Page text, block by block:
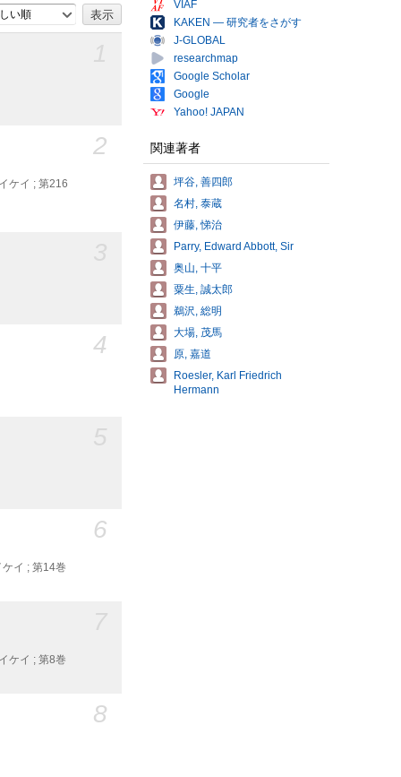
い順
2
ケイ ; 第216
4
6
イ ; 第14巻
ケイ ; 第8巻
8
VIAF
KAKEN — 研究者をさがす
J-GLOBAL
researchmap
Google Scholar
Google
Yahoo! JAPAN
関連著者
坪谷, 善四郎
名村, 泰蔵
伊藤, 悌治
Parry, Edward Abbott, Sir
奥山, 十平
粟生, 誠太郎
鵜沢, 総明
大場, 茂馬
原, 嘉道
Roesler, Karl Friedrich
Hermann